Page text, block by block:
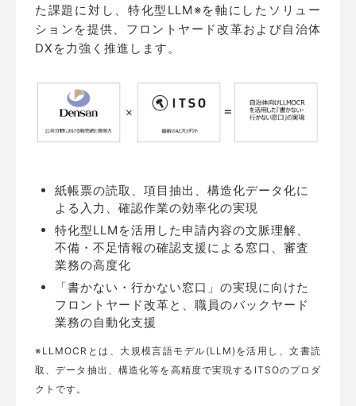
た課題に対し、特化型LLM※を軸にしたソリュー
ションを提供、フロントヤード改革および自治体
DXを力強く推進します。
紙帳票の読取、項目抽出、構造化データ化に
よる入力、確認作業の効率化の実現
特化型LLMを活用した申請内容の文脈理解、
不備・不足情報の確認支援による窓口、審査
業務の高度化
「書かない・行かない窓口」の実現に向けた
フロントヤード改革と、職員のバックヤード
業務の自動化支援
※LLMOCRとは、大規模言語モデル(LLM)を活用し、文書読
取、データ抽出、構造化等を高精度で実現するITSOのプロダ
クトです。